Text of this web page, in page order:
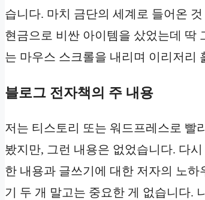
습니다. 마치 금단의 세계로 들어온
현금으로 비싼 아이템을 샀었는데 딱
는 마우스 스크롤을 내리며 이리저리
블로그 전자책의 주 내용
저는 티스토리 또는 워드프레스로 빨
봤지만, 그런 내용은 없었습니다. 다
한 내용과 글쓰기에 대한 저자의 노
기 두 개 말고는 중요한 게 없습니다.